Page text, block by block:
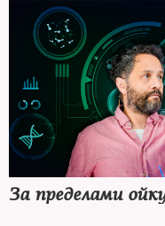
За пределами